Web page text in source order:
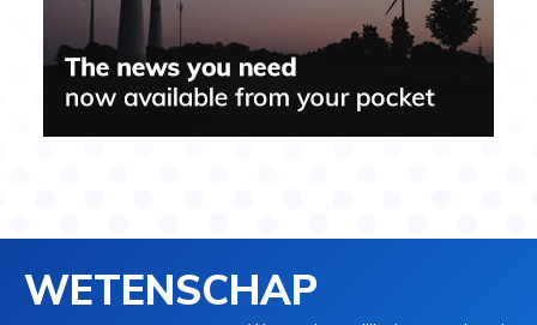
WETENSCHAP